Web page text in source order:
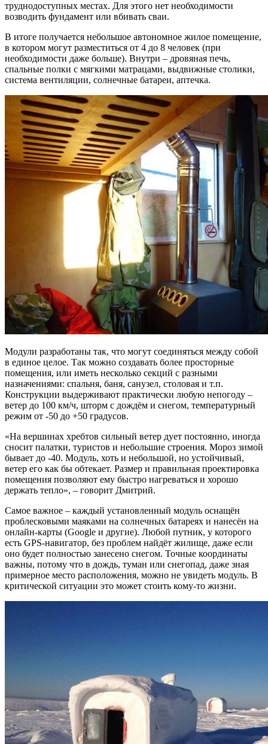
труднодоступных местах. Для этого нет необходимости
возводить фундамент или вбивать сваи.
В итоге получается небольшое автономное жилое помещение,
в котором могут разместиться от 4 до 8 человек (при
необходимости даже больше). Внутри – дровяная печь,
спальные полки с мягкими матрацами, выдвижные столики,
система вентиляции, солнечные батареи, аптечка.
Модули разработаны так, что могут соединяться между собой
в единое целое. Так можно создавать более просторные
помещения, или иметь несколько секций с разными
назначениями: спальня, баня, санузел, столовая и т.п.
Конструкции выдерживают практически любую непогоду –
ветер до 100 км/ч, шторм с дождём и снегом, температурный
режим от -50 до +50 градусов.
«На вершинах хребтов сильный ветер дует постоянно, иногда
сносит палатки, туристов и небольшие строения. Мороз зимой
бывает до -40. Модуль, хоть и небольшой, но устойчивый,
ветер его как бы обтекает. Размер и правильная проектировка
помещения позволяют ему быстро нагреваться и хорошо
держать тепло», – говорит Дмитрий.
Самое важное – каждый установленный модуль оснащён
проблесковыми маяками на солнечных батареях и нанесён на
онлайн-карты (Google и другие). Любой путник, у которого
есть GPS-навигатор, без проблем найдёт жилище, даже если
оно будет полностью занесено снегом. Точные координаты
важны, потому что в дождь, туман или снегопад, даже зная
примерное место расположения, можно не увидеть модуль. В
критической ситуации это может стоить кому-то жизни.